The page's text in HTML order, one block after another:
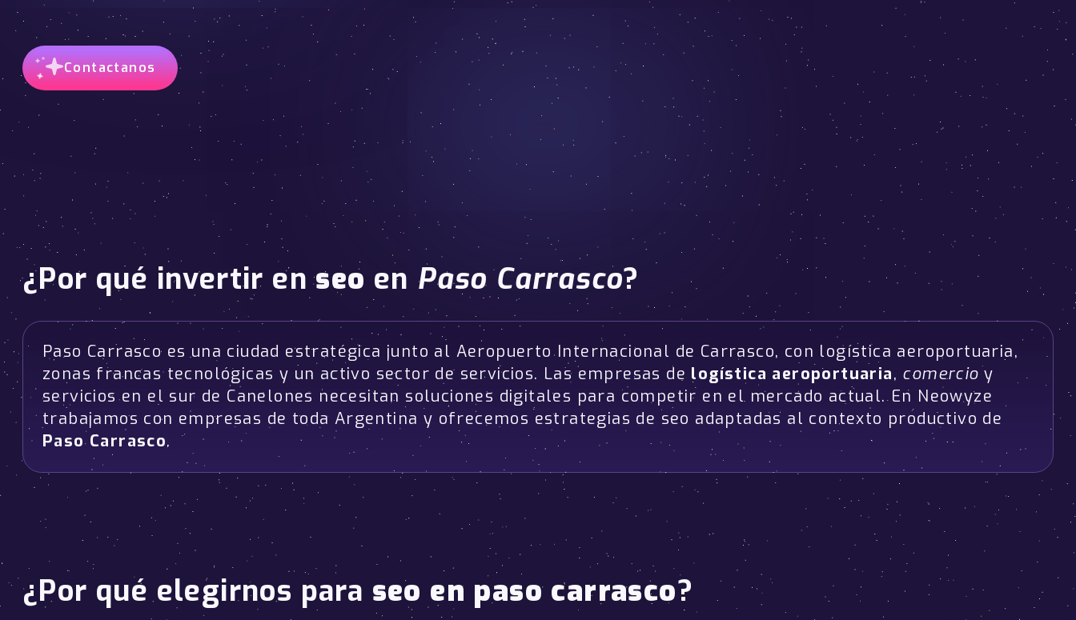
Contactanos
¿Por qué invertir enseo en Paso Carrasco?
Paso Carrasco es una ciudad estratégica junto al Aeropuerto Internacional de Carrasco, con logística aeroportuaria,
zonas francas tecnológicas y un activo sector de servicios. Las empresas de logística aeroportuaria, comercio y
servicios en el sur de Canelones necesitan soluciones digitales para competir en el mercado actual. En Neowyze
trabajamos con empresas de toda Argentina y ofrecemos estrategias de seo adaptadas al contexto productivo de
Paso Carrasco.
¿Por qué elegirnos para seo en paso carrasco?